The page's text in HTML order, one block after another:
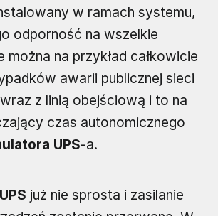
w ramach systemu,
odporność na wszelkie
można na przykład całkowicie
awarii publicznej sieci
z linią obejściową i to na
czas autonomicznego
UPS-a.
UPS już nie sprosta i zasilanie